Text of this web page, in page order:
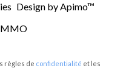
Design byApimo™
règles de confidentialité et les